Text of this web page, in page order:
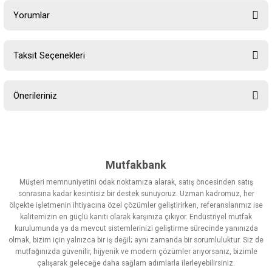
Yorumlar
Taksit Seçenekleri
Önerileriniz
Görüş ve önerileriniz için teşekkür ederiz.
Ürün resmi kalitesiz, bozuk veya görüntülenemiyor.
Ürün açıklamasında eksik bilgiler bulunuyor.
Ürün bilgilerinde hatalar bulunuyor.
Ürün fiyatı diğer sitelerden daha pahalı.
Bu ürüne benzer farklı alternatifler olmalı.
Mutfakbank
Müşteri memnuniyetini odak noktamıza alarak, satış öncesinden satış
sonrasına kadar kesintisiz bir destek sunuyoruz. Uzman kadromuz, her
ölçekte işletmenin ihtiyacına özel çözümler geliştirirken, referanslarımız ise
kalitemizin en güçlü kanıtı olarak karşınıza çıkıyor. Endüstriyel mutfak
kurulumunda ya da mevcut sistemlerinizi geliştirme sürecinde yanınızda
olmak, bizim için yalnızca bir iş değil; aynı zamanda bir sorumluluktur. Siz de
mutfağınızda güvenilir, hijyenik ve modern çözümler arıyorsanız, bizimle
çalışarak geleceğe daha sağlam adımlarla ilerleyebilirsiniz.